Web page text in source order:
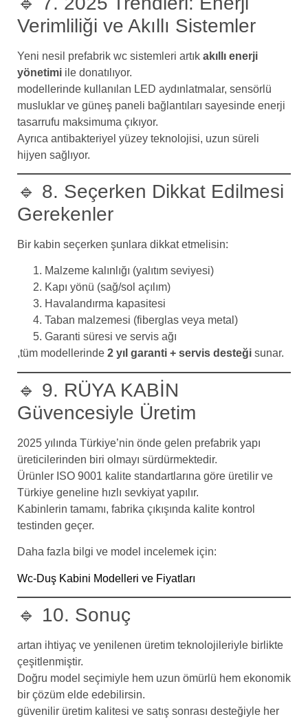
Verimliliği ve Akıllı Sistemler
Yeni nesil prefabrik wc sistemleri artık akıllı enerji
yönetimi ile donatılıyor.
modellerinde kullanılan LED aydınlatmalar, sensörlü
musluklar ve güneş paneli bağlantıları sayesinde enerji
tasarrufu maksimuma çıkıyor.
Ayrıca antibakteriyel yüzey teknolojisi, uzun süreli
hijyen sağlıyor.
🔹 8. Seçerken Dikkat Edilmesi
Gerekenler
Bir kabin seçerken şunlara dikkat etmelisin:
Malzeme kalınlığı (yalıtım seviyesi)
Kapı yönü (sağ/sol açılım)
Havalandırma kapasitesi
Taban malzemesi (fiberglas veya metal)
Garanti süresi ve servis ağı
,tüm modellerinde 2 yıl garanti + servis desteği sunar.
🔹 9. RÜYA KABİN
Güvencesiyle Üretim
2025 yılında Türkiye’nin önde gelen prefabrik yapı
üreticilerinden biri olmayı sürdürmektedir.
Ürünler ISO 9001 kalite standartlarına göre üretilir ve
Türkiye geneline hızlı sevkiyat yapılır.
Kabinlerin tamamı, fabrika çıkışında kalite kontrol
testinden geçer.
Daha fazla bilgi ve model incelemek için:
Wc-Duş Kabini Modelleri ve Fiyatları
🔹 10. Sonuç
artan ihtiyaç ve yenilenen üretim teknolojileriyle birlikte
çeşitlenmiştir.
Doğru model seçimiyle hem uzun ömürlü hem ekonomik
bir çözüm elde edebilirsin.
güvenilir üretim kalitesi ve satış sonrası desteğiyle her